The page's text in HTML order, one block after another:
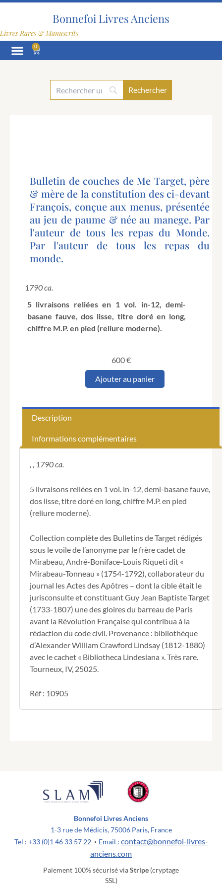
Aller
Bonnefoi Livres Anciens
Livres Rares & Manuscrits
0
Panier
Bulletin de couches de Me Target, père
& mère de la constitution des ci-devant
François, conçue aux menus, présentée
au jeu de paume & née au manege. Par
l'auteur de tous les repas du Monde.
Par l'auteur de tous les repas du
monde.
1790 ca.
5 livraisons reliées en 1 vol. in-12, demi-
basane fauve, dos lisse, titre doré en long,
chiffre M.P. en pied (reliure moderne).
600€
quantité
Target,
la
constitution
des
devant
François,
conçue
aux
menus,
présentée
au
jeu
de
paume
&
née
au
manege.
Par
les
tous
les
repas
monde.
Ajouter au panier
Description
Informations complémentaires
, , 1790 ca.
5 livraisons reliées en 1 vol. in-12, demi-basane fauve,
dos lisse, titre doré en long, chiffre M.P. en pied
(reliure moderne).
Collection complète des Bulletins de Target rédigés
sous le voile de l’anonyme par le frère cadet de
Mirabeau, André-Boniface-Louis Riqueti dit «
Mirabeau-Tonneau » (1754-1792), collaborateur du
journal les Actes des Apôtres – dont la cible était le
jurisconsulte et constituant Guy Jean Baptiste Target
(1733-1807) une des gloires du barreau de Paris
avant la Révolution Française qui contribua à la
rédaction du code civil. Provenance : bibliothèque
d’Alexander William Crawford Lindsay (1812-1880)
avec le cachet « Bibliotheca Lindesiana ». Très rare.
Tourneux, IV, 25025.
Réf : 10905
Bonnefoi Livres Anciens
1-3 rue de Médicis, 75006 Paris, France
Tel : +33 (0)1 46 33 57 22 • Email : contact@bonnefoi-livres-
anciens.com
Paiement 100% sécurisé viaStripe (cryptage
SSL)